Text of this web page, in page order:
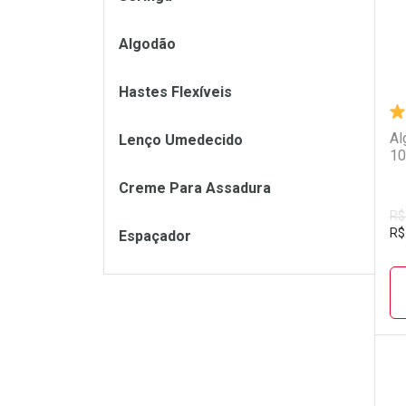
R$
Algodão
Hastes Flexíveis
Lenço Umedecido
Creme Para Assadura
Espaçador